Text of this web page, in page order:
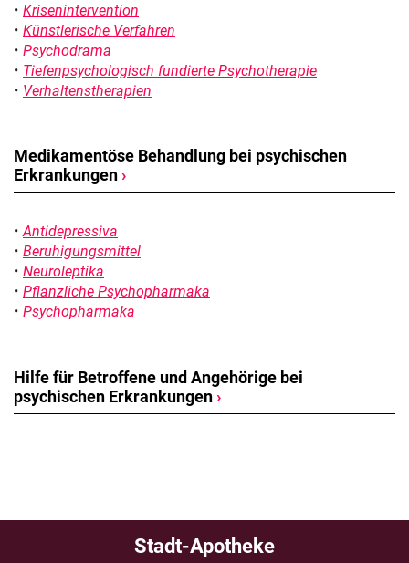
Krisenintervention
Künstlerische Verfahren
Psychodrama
Tiefenpsychologisch fundierte Psychotherapie
Verhaltenstherapien
Medikamentöse Behandlung bei psychischen
Erkrankungen ›
Antidepressiva
Beruhigungsmittel
Neuroleptika
Pflanzliche Psychopharmaka
Psychopharmaka
Hilfe für Betroffene und Angehörige bei
psychischen Erkrankungen ›
Stadt-Apotheke